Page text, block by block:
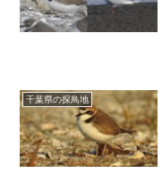
千葉県の探鳥地